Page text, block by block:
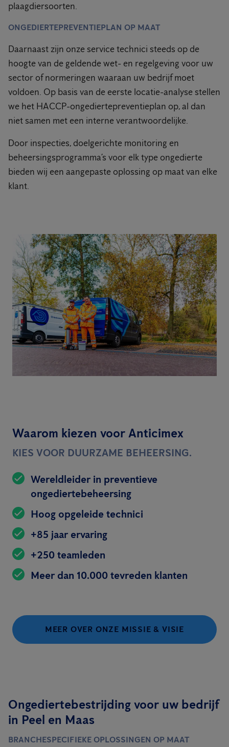
plaagdiersoorten.
ONGEDIERTEPREVENTIEPLAN OP MAAT
Daarnaast zijn onze service technici steeds op de
hoogte van de geldende wet- en regelgeving voor uw
sector of normeringen waaraan uw bedrijf moet
voldoen. Op basis van de eerste locatie-analyse stellen
we het HACCP-ongediertepreventieplan op, al dan
niet samen met een interne verantwoordelijke.
Door inspecties, doelgerichte monitoring en
beheersingsprogramma’s voor elk type ongedierte
bieden wij een aangepaste oplossing op maat van elke
klant.
Waarom kiezen voor Anticimex
KIES VOOR DUURZAME BEHEERSING.
Wereldleider in preventieve
ongediertebeheersing
Hoog opgeleide technici
+85 jaar ervaring
+250 teamleden
Meer dan 10.000 tevreden klanten
MEER OVER ONZE MISSIE & VISIE
Ongediertebestrijding voor uw bedrijf
in Peel en Maas
BRANCHESPECIFIEKE OPLOSSINGEN OP MAAT